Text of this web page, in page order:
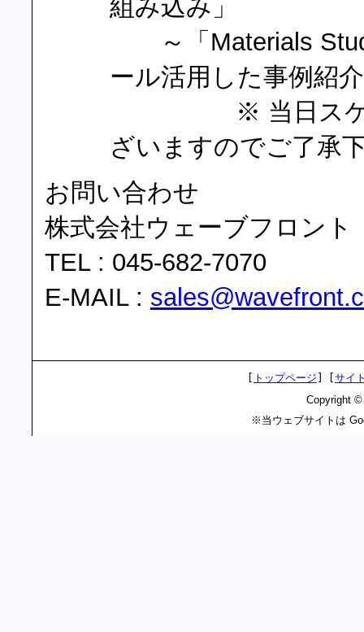
組み込み」
～「Materials
ール活用した事例紹
※ 当日スケジュ
ざいますのでご了承
お問い合わせ
株式会社ウェーブフロン
TEL : 045-682-7070
E-MAIL :
トップページ
サイ
Copyright
※当ウェブサイトは